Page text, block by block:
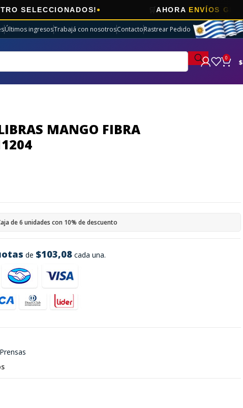
AHORAENVÍOS GRATIS EN
Últimos ingresosTrabajá con nosotrosContactoRastrear Pedido
0 $
MANGO FIBRA
de $103,08cada una.
de 6 unidades con 10% de descuento